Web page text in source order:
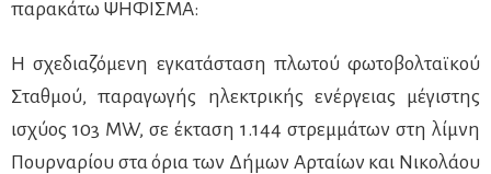
παρακάτω ΨΗΦΙΣΜΑ:
Η σχεδιαζόμενη εγκατάσταση πλωτού φωτοβολταϊκού
Σταθμού, παραγωγής ηλεκτρικής ενέργειας μέγιστης
ισχύος 103 MW, σε έκταση 1.144 στρεμμάτων στη λίμνη
Πουρναρίου στα όρια των Δήμων Αρταίων και Νικολάου